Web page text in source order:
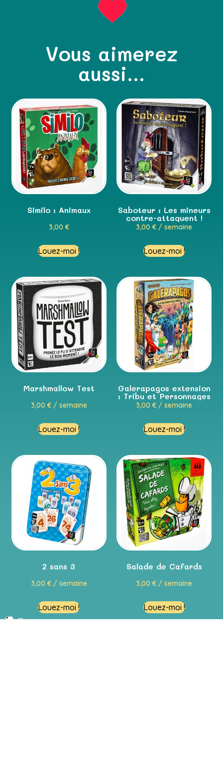
Vous aimerez
aussi...
Similo : Animaux
3,00 €
Louez-moi !
Saboteur : Les mineurs
contre-attaquent !
3,00€ / semaine
Louez-moi !
Marshmallow Test
3,00 €/ semaine
Louez-moi !
Galerapagos extension
: Tribu et Personnages
3,00€ / semaine
Louez-moi !
2 sans 3
3,00 €/ semaine
Louez-moi !
Salade de Cafards
3,00€ / semaine
Louez-moi !